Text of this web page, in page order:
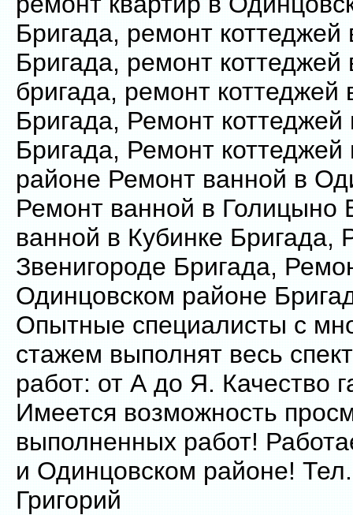
Бригада, ремонт
Бригада, ремонт коттеджей
бригада, ремонт коттеджей
Бригада, Ремонт коттеджей
Бригада, Ремонт
районе Ремонт ванной в
Ремонт ванной в Голицыно
ванной в Кубинке Бригада,
Звенигороде Бригада,
Одинцовском районе
Опытные специалисты с
стажем выполнят весь
работ: от А до Я. Качество
Имеется возможность
выполненных работ!
и Одинцовском районе!
Григорий